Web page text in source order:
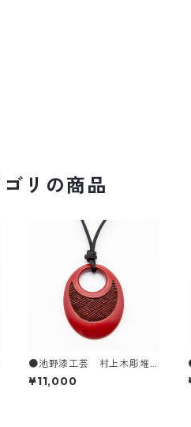
リの商品
●池野漆工芸 村上木彫堆
朱 堆朱ペンダント 算崩
し
¥11,000